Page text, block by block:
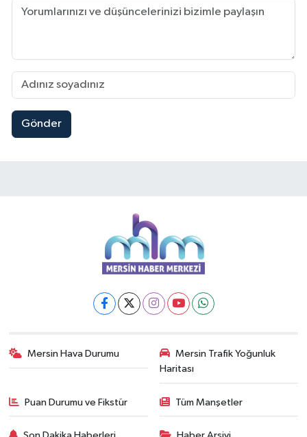
Gönder
Mersin Hava Durumu
Mersin Trafik Yoğunluk
Haritası
Puan Durumu ve Fikstür Tüm Manşetler